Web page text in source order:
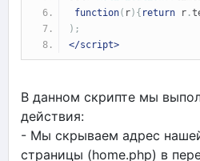
function( r){ return r .
);
</script>
В данном скрипте мы
действия:
- Мы скрываем адрес
страницы (home.php) в